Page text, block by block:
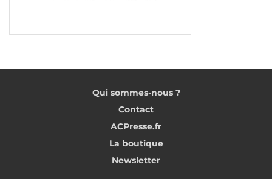
Qui sommes-nous ?
Contact
ACPresse.fr
La boutique
Newsletter